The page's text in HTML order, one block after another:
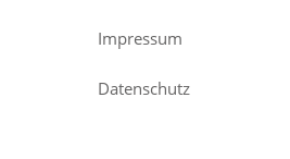
Impressum
Datenschutz